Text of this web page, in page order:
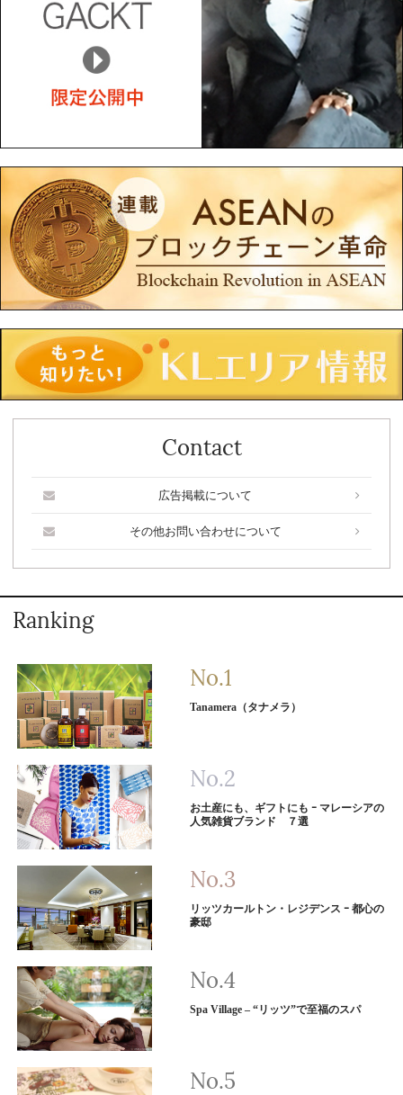
Contact
広告掲載について
その他お問い合わせについて
Ranking
Tanamera（タナメラ）
お土産にも、ギフトにも ｰ マレーシアの
人気雑貨ブランド ７選
リッツカールトン・レジデンス ｰ 都心の
豪邸
Spa Village – “リッツ”で至福のスパ